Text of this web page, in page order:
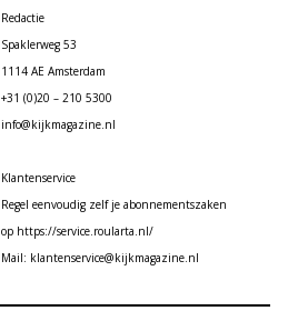
Redactie
Spaklerweg 53
1114 AE Amsterdam
+31 (0)20 – 210 5300
info@kijkmagazine.nl
Klantenservice
Regel eenvoudig zelf je abonnementszaken
op https://service.roularta.nl/
Mail: klantenservice@kijkmagazine.nl